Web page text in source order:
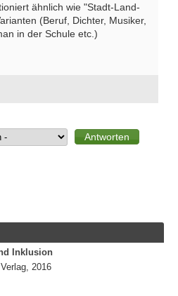
ähnlich wie "Stadt-Land-
(Beruf, Dichter, Musiker,
in der Schule etc.)
Inklusion
2016